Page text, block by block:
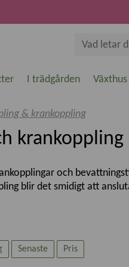
I trädgården Växthus
& krankoppling
krankoppling
och
blir det smidigt att
kopplingar
Senaste Pris